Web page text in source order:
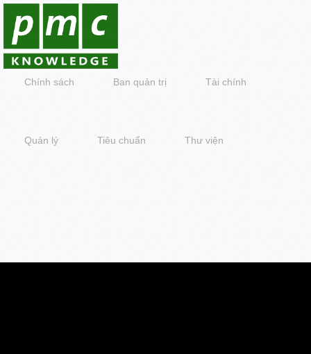
Chính sách Ban quản trị Tài chính
Quản lý Tiêu chuẩn Thư viện